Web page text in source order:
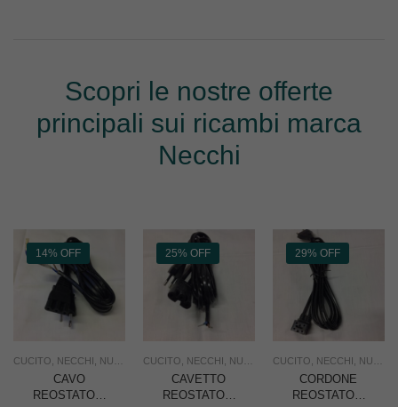
Scopri le nostre offerte
principali sui ricambi marca
Necchi
14% OFF
CUCITO NECCHI NUOVO RICAMBI USO FAMIGLIA
CAVO
REOSTATO x
25% OFF
CUCITO NECCHI NUOVO RICAMBI USO FAMIGLIA
CAVETTO
REOSTATO x
29% OFF
CUCITO NECCHI NUOVO
CORDONE
REOSTATO x